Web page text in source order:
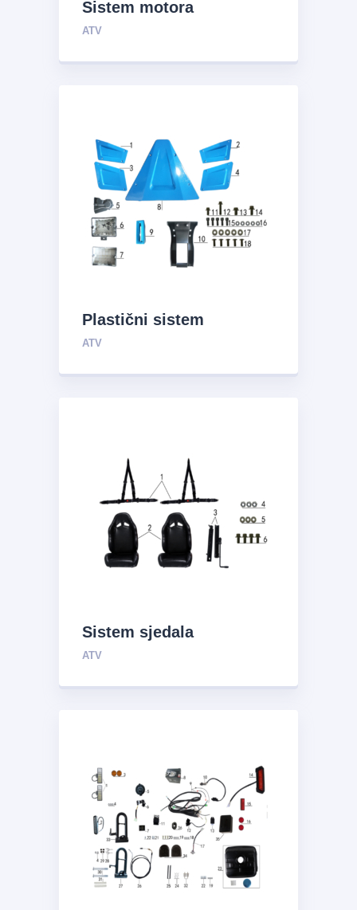
Sistem motora
ATV
Plastični sistem
ATV
Sistem sjedala
ATV